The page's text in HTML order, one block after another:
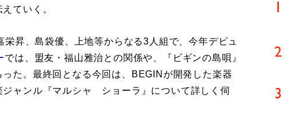
ていく。
昇、島袋優、上地等からなる3人組で、今年デビュ
では、盟友・福山雅治との関係や、『ビギンの島唄』
た。最終回となる今回は、BEGINが開発した楽器
ジャンル『マルシャ ショーラ』について詳しく伺